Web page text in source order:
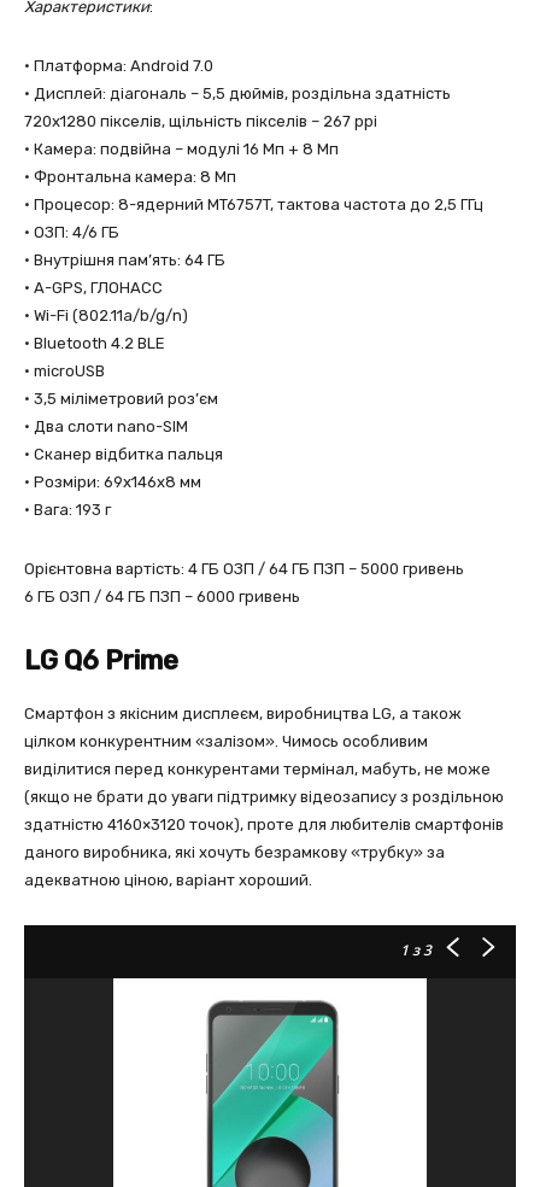
Характеристики:
• Платформа: Android 7.0
• Дисплей: діагональ – 5,5 дюймів, роздільна здатнiсть
720х1280 пікселів, щільність пікселів – 267 ppi
• Камера: подвійна – модулі 16 Мп + 8 Мп
• Фронтальна камера: 8 Мп
• Процесор: 8-ядерний MT6757T, тактова частота до 2,5 ГГц
• ОЗП: 4/6 ГБ
• Внутрішня пам’ять: 64 ГБ
• A-GPS, ГЛОНАСС
• Wi-Fi (802.11a/b/g/n)
• Bluetooth 4.2 BLE
• microUSB
• 3,5 міліметровий роз’єм
• Два слоти nano-SIM
• Сканер відбитка пальця
• Розміри: 69x146x8 мм
• Вага: 193 г
Орієнтовна вартість: 4 ГБ ОЗП / 64 ГБ ПЗП – 5000 гривень
6 ГБ ОЗП / 64 ГБ ПЗП – 6000 гривень
LG Q6 Prime
Смартфон з якісним дисплеєм, виробництва LG, а також
цілком конкурентним «залізом». Чимось особливим
виділитися перед конкурентами термінал, мабуть, не може
(якщо не брати до уваги підтримку відеозапису з роздільною
здатністю 4160×3120 точок), проте для любителів смартфонів
даного виробника, які хочуть безрамкову «трубку» за
адекватною ціною, варіант хороший.
1з 3